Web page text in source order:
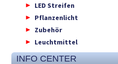
LED Streifen
Pflanzenlicht
Zubehör
Leuchtmittel
INFO CENTER